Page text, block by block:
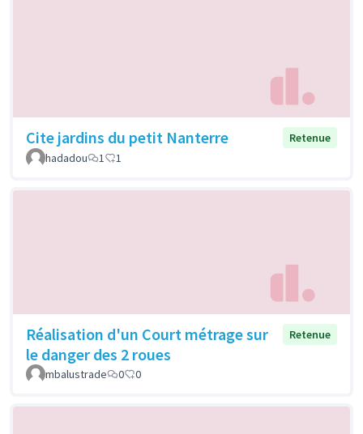
Cite jardins du petit Nanterre
Retenue
hadadou
1 1
Réalisation d'un Court métrage sur
le danger des 2 roues
Retenue
mbalustrade 0 0